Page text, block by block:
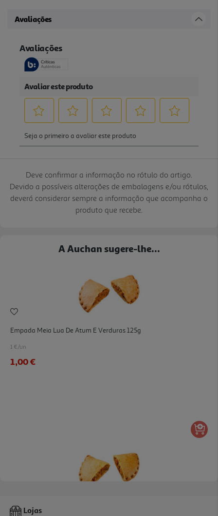
Avaliações
Deve confirmar a informação no rótulo do artigo.
Devido a possíveis alterações de embalagens e/ou rótulos,
deverá considerar sempre a informação que acompanha o
produto que recebe.
A Auchan sugere-lhe...
Empada Meia Lua De Atum E Verduras 125g
1 €/un
1,00 €
Empada Meia Lua De Vitela 125g
Lojas